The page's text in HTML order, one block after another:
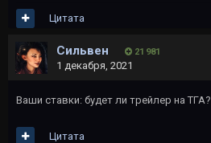
Цитата
Сильвен 21 981
1 декабря, 2021
Ваши ставки: будет ли трейлер на ТГА?
Цитата